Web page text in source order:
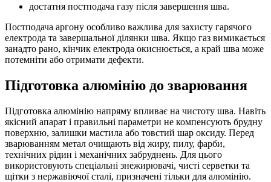
достатня постподача газу після завершення шва.
Постподача аргону особливо важлива для захисту гарячого
електрода та завершальної ділянки шва. Якщо газ вимикається
занадто рано, кінчик електрода окиснюється, а край шва може
потемніти або отримати дефекти.
Підготовка алюмінію до зварювання
Підготовка алюмінію напряму впливає на чистоту шва. Навіть
якісний апарат і правильні параметри не компенсують брудну
поверхню, залишки мастила або товстий шар оксиду. Перед
зварюванням метал очищають від жиру, пилу, фарби,
технічних рідин і механічних забруднень. Для цього
використовують спеціальні знежирювачі, чисті серветки та
щітки з нержавіючої сталі, призначені тільки для алюмінію.